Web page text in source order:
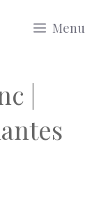
Menu
|